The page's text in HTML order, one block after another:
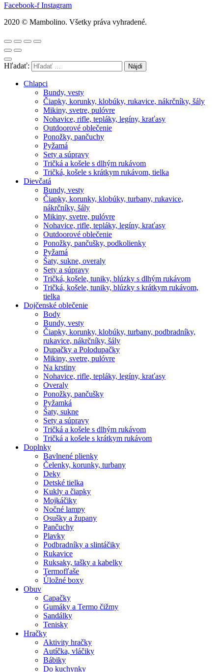
Facebook-f Instagram
2020 © Mambolino. Všetky práva vyhradené.
Hľadať:
Chlapci
Bundy, vesty
Čiapky, korunky, klobúky, rukavice, nákrčníky, šály
Mikiny, svetre, pulóvre
Nohavice, rifle, tepláky, legíny, kraťasy
Outdoorové oblečenie
Ponožky, pančuchy
Pyžamá
Sety a súpravy
Tričká a košele s dlhým rukávom
Tričká, košele s krátkym rukávom, tielka
Dievčatá
Bundy, vesty
Čiapky, korunky, klobúky, turbany, rukavice,
nákrčníky, šály
Mikiny, svetre, pulóvre
Nohavice, rifle, tepláky, legíny, kraťasy
Outdoorové oblečenie
Ponožky, pančušky, podkolienky
Pyžamá
Šaty, sukne, overaly
Sety a súpravy
Tričká, košele, tuniky, blúzky s dlhým rukávom
Tričká, košele, tuniky, blúzky s krátkym rukávom,
tielka
Dojčenské oblečenie
Body
Bundy, vesty
Čiapky, korunky, klobúky, turbany, podbradníky,
rukavice, nákrčníky, šály
Dupačky a Polodupačky
Mikiny, svetre, pulóvre
Na krstiny
Nohavice, rifle, tepláky, legíny, kraťasy
Overaly
Ponožky, pančušky
Pyžamká
Šaty, sukne
Sety a súpravy
Tričká a košele s dlhým rukávom
Tričká a košele s krátkym rukávom
Doplnky
Bavlnené plienky
Čelenky, korunky, turbany
Deky
Detské tielka
Kukly a čiapky
Mojkáčiky
Nočné lampy
Osušky a župany
Pančuchy
Plavky
Podbradníky a slintáčiky
Rukavice
Ruksaky, tašky a kabelky
Termofľaše
Úložné boxy
Obuv
Capačky
Gumáky a Termo čižmy
Sandálky
Tenisky
Hračky
Aktivity hračky
Autíčka, vláčiky
Bábiky
Do kuchynky